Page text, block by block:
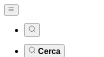
Cerca